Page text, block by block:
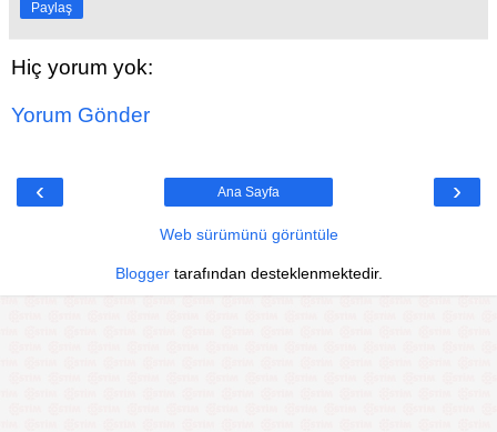
Paylaş
Hiç yorum yok:
Yorum Gönder
‹ ›
Ana Sayfa
Web sürümünü görüntüle
Bloggertarafından desteklenmektedir.